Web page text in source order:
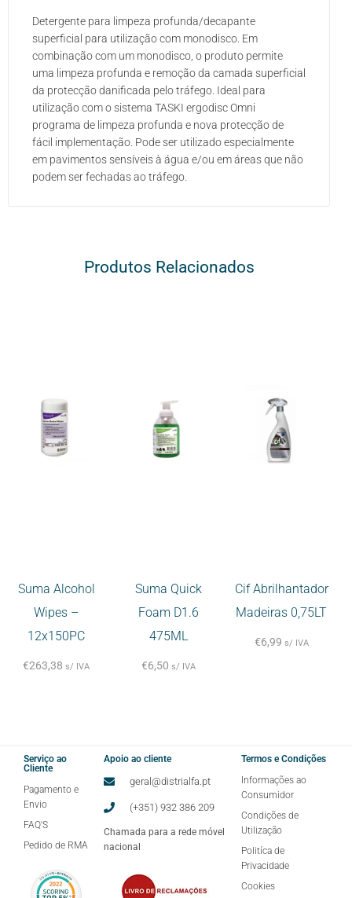
Detergente para limpeza profunda/decapante
superficial para utilização com monodisco. Em
combinação com um monodisco, o produto permite
uma limpeza profunda e remoção da camada superficial
da protecção danificada pelo tráfego. Ideal para
utilização com o sistema TASKI ergodisc Omni
programa de limpeza profunda e nova protecção de
fácil implementação. Pode ser utilizado especialmente
em pavimentos sensíveis à água e/ou em áreas que não
podem ser fechadas ao tráfego.
Produtos Relacionados
Suma Alcohol
Wipes –
12x150PC
€263,38 s/ IVA
Suma Quick
Foam D1.6
475ML
€6,50 s/ IVA
Cif Abrilhantador
Madeiras 0,75LT
€6,99 s/ IVA
Serviço ao
Cliente
Pagamento e
Envio
FAQ'S
Pedido de RMA
Apoio ao cliente
geral@distrialfa.pt
(+351) 932 386 209
Chamada para a rede móvel
nacional
Termos e Condições
Informações ao
Consumidor
Condições de
Utilização
Politíca de
Privacidade
Cookies